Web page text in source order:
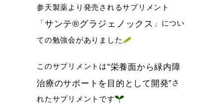
参天製薬より発売されるサプリメント
「サンテ®グラジェノックス 」につい
ての勉強会がありました
このサプリメントは”栄養面から緑内障
治療のサポートを目的として開発” さ
れたサプリメントです